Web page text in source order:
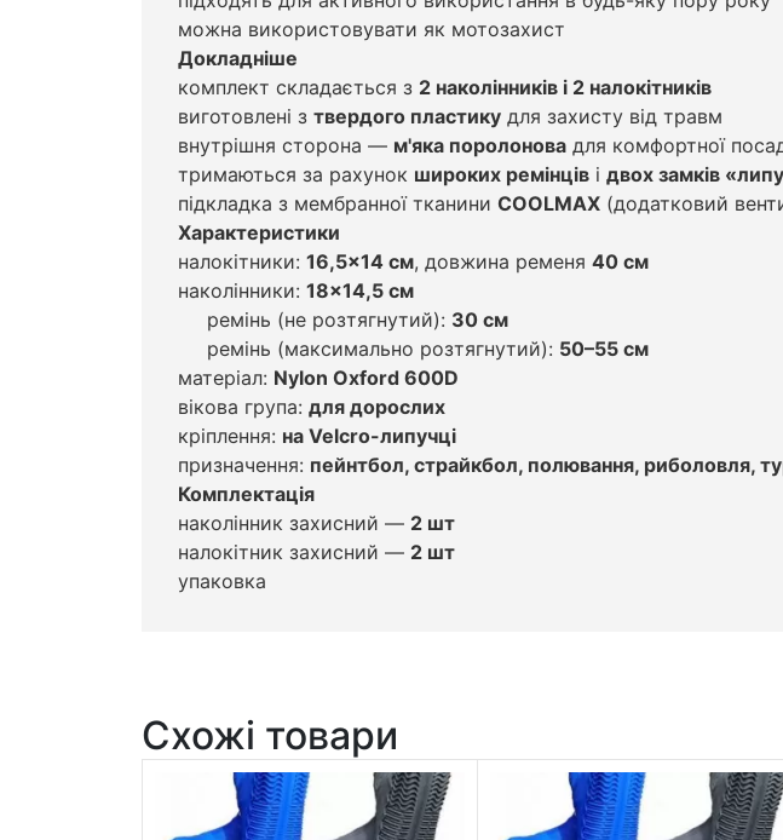
можна використовувати як мотозахист
Докладніше
комплект складається з 2 наколінників і 2 налокітників
виготовлені з твердого пластику для захисту від травм
внутрішня сторона — м'яка поролонова для комфортної
тримаються за рахунок широких ремінців і двох замків
підкладка з мембранної тканини COOLMAX (додатковий
Характеристики
налокітники: 16,5×14 см, довжина ременя 40 см
наколінники: 18×14,5 см
ремінь (не розтягнутий): 30 см
ремінь (максимально розтягнутий): 50–55 см
матеріал: Nylon Oxford 600D
вікова група: для дорослих
кріплення: на Velcro-липучці
призначення: пейнтбол, страйкбол, полювання, риболовля,
Комплектація
наколінник захисний — 2 шт
налокітник захисний — 2 шт
упаковка
Схожі товари